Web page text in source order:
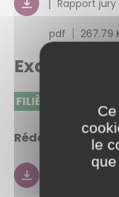
Rapport
pdf 267.79
Examen
FILIÈRE
Rédacteur
Rapport
le